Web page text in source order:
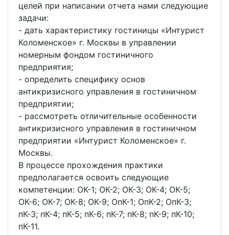
целей при написании отчета нами следующие
задачи:
- дать характеристику гостиницы «Интурист
Коломенское» г. Москвы в управлении
номерным фондом гостиничного
предприятия;
- определить специфику основ
антикризисного управления в гостиничном
предприятии;
- рассмотреть отличительные особенности
антикризисного управления в гостиничном
предприятии «Интурист Коломенское» г.
Москвы.
В процессе прохождения практики
предполагается освоить следующие
компетенции: ОК-1; ОК-2; ОК-3; ОК-4; ОК-5;
ОК-6; ОК-7; ОК-8; ОК-9; ОпК-1; ОпК-2; ОпК-3;
пК-3; пК-4; пК-5; пК-6; пК-7; пК-8; пК-9; пК-10;
пК-11.